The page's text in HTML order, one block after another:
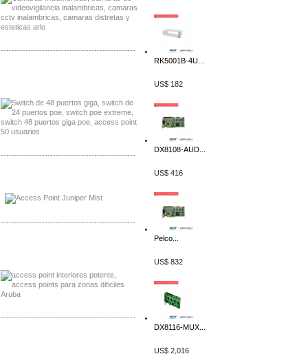
-------------------------------------------------
-------------------------------------------------
-------------------------------------------------
-------------------------------------------------
RK5001B-4U...
US$ 182
DX8108-AUD...
US$ 416
Pelco...
US$ 832
DX8116-MUX...
US$ 2,016